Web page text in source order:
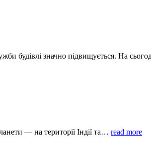
будівлі значно підвищується. На
— на території Індії та… read more